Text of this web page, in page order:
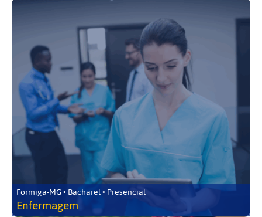
Formiga-MG • Bacharel • Presencial
Enfermagem